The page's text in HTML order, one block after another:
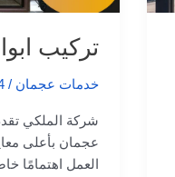
تركيب
خدمات عجمان /
4
شركة الملكي
عجمان بأعلى
العمل اهتمامًا